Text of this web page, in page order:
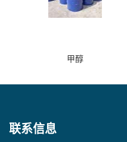
甲醇
联系信息